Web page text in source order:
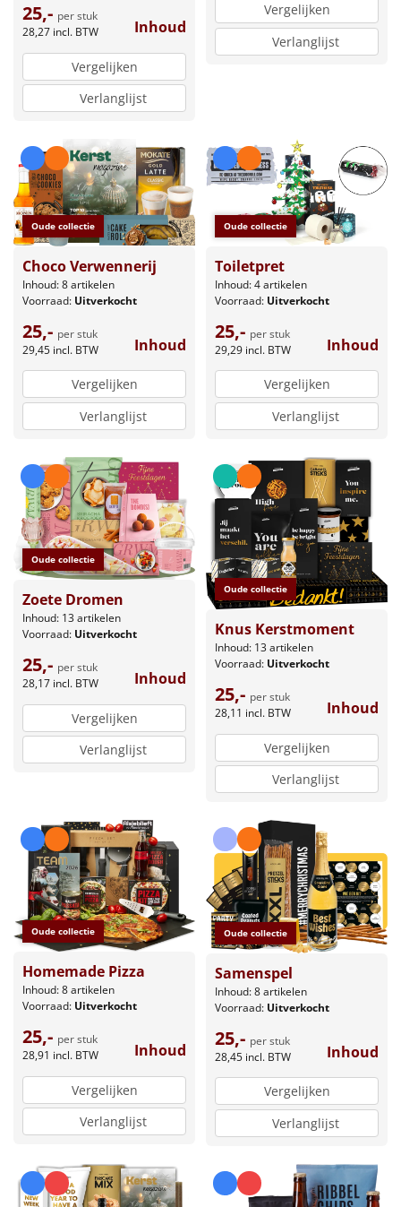
25,- per stuk
28,27 incl. BTW Inhoud
Vergelijken
Verlanglijst
Vergelijken
Verlanglijst
Oude collectie
Choco Verwennerij
Inhoud: 8 artikelen
Voorraad: Uitverkocht
25,- per stuk
29,45 incl. BTW Inhoud
Vergelijken
Verlanglijst
Oude collectie
Toiletpret
Inhoud: 4 artikelen
Voorraad: Uitverkocht
25,- per stuk
29,29 incl. BTW Inhoud
Vergelijken
Verlanglijst
Oude collectie
Zoete Dromen
Inhoud: 13 artikelen
Voorraad: Uitverkocht
25,- per stuk
28,17 incl. BTW Inhoud
Vergelijken
Verlanglijst
Oude collectie
Knus Kerstmoment
Inhoud: 13 artikelen
Voorraad: Uitverkocht
25,- per stuk
28,11 incl. BTW Inhoud
Vergelijken
Verlanglijst
Oude collectie
Homemade Pizza
Inhoud: 8 artikelen
Voorraad: Uitverkocht
25,- per stuk
28,91 incl. BTW Inhoud
Vergelijken
Verlanglijst
Oude collectie
Samenspel
Inhoud: 8 artikelen
Voorraad: Uitverkocht
25,- per stuk
28,45 incl. BTW Inhoud
Vergelijken
Verlanglijst